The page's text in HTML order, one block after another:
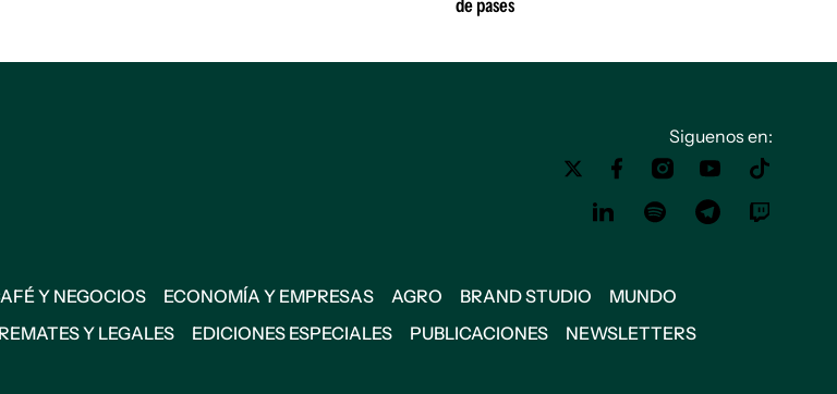
de pases
Siguenos en:
Y NEGOCIOS ECONOMÍA Y EMPRESAS AGRO BRAND STUDIO
MUNDO
REMATES Y LEGALES EDICIONES ESPECIALES PUBLICACIONES
NEWSLETTERS